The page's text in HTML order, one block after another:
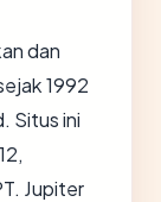
dan
1992
Situs ini
Jupiter